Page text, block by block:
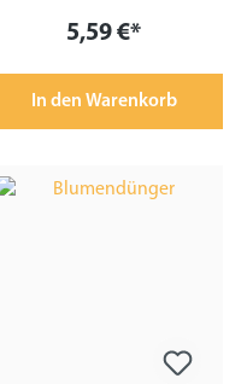
5,59 €*
In den Warenkorb